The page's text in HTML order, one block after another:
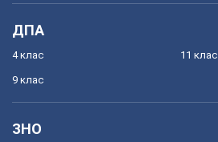
ДПА
4 клас
9 клас
11 клас
ЗНО